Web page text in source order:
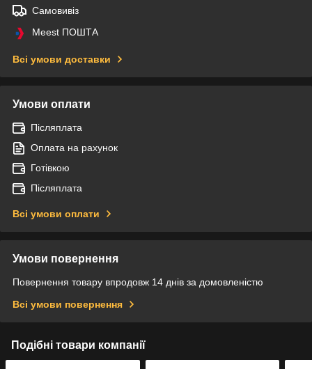
Самовивіз
Meest ПОШТА
Всі умови доставки
Умови оплати
Післяплата
Оплата на рахунок
Готівкою
Післяплата
Всі умови оплати
Умови повернення
Повернення товару впродовж 14 днів за домовленістю
Всі умови повернення
Подібні товари компанії